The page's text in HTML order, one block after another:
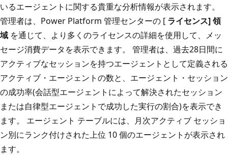
いるエージェントに関する貴重な分析情報が表示されます。
管理者は、Power Platform 管理センターの [ ライセンス] 領
域 を通じて、より多くのライセンスの詳細を使用して、メッ
セージ消費データを表示できます。 管理者は、過去28日間に
アクティブなセッションを持つエージェントとして定義される
アクティブ・エージェントの数と、エージェント・セッション
の成功率(会話型エージェントによって解決されたセッション
または自律型エージェントで成功した実行の割合)を表示でき
ます。 エージェント テーブルには、月次アクティブ セッショ
ン別にランク付けされた上位 10 個のエージェントが表示され
ます。